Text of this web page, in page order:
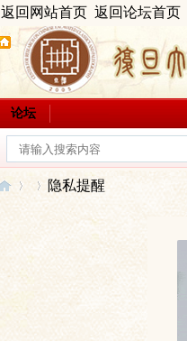
返回网站首页 返回论坛首页
论坛
›
隐私提醒